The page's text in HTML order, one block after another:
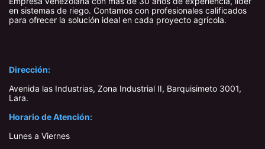
en sistemas de riego. Contamos con profesionales calificados
para ofrecer la solución ideal en cada proyecto agrícola.
Dirección:
Avenida las Industrias, Zona Industrial II, Barquisimeto 3001,
Lara​.
Horario de Atención:
Lunes a Viernes